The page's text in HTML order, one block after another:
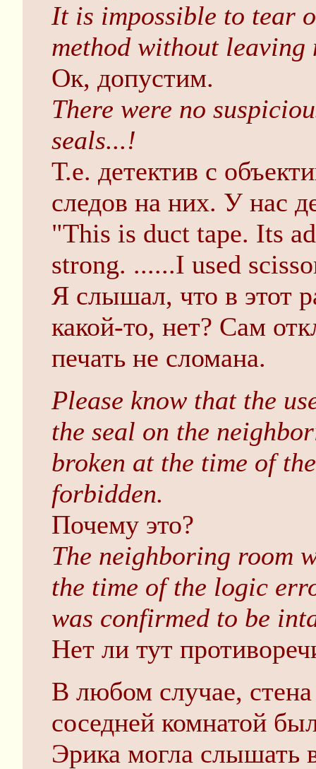
It is impossible to tear
method without leaving
Ок, допустим.
There were no
seals...!
Т.е. детектив с
следов на них. У нас
"This is duct tape. Its
strong. ......I used
Я слышал, что в этот
какой-то, нет? Сам
печать не сломана.
Please know that the
the seal on the
broken at the time of
forbidden.
Почему это?
The neighboring room
the time of the logic
was confirmed to be
Нет ли тут
В любом случае,
соседней комнатой
Эрика могла слышать